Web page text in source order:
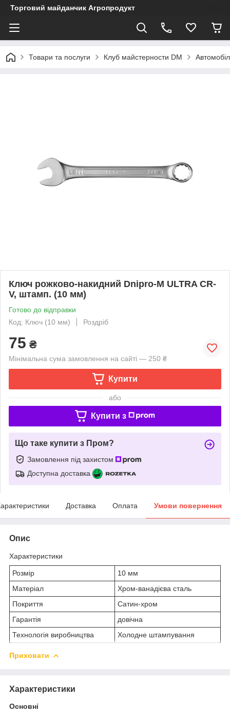
Торговий майданчик Агропродукт
Товари та послуги Клуб майстерности DM
Ключ рожково-накидний Dnipro-M ULTRA CR-
V, штамп. (10 мм)
Готово до відправки
Код: Ключ (10 мм)
Роздріб
75 ₴
Мінімальна сума замовлення на сайті — 250 ₴
Купити
або
Купити з
Що таке купити з Пром?
Замовлення під захистом
Доступна доставка
Доставка Оплата Умови повернення
Опис
Характеристики
Розмір
10 мм
Матеріал
Хром-ванадієва сталь
Покриття
Сатин-хром
Гарантія
довічна
Технологія виробництва
Холодне штампування
Приховати
Характеристики
Основні